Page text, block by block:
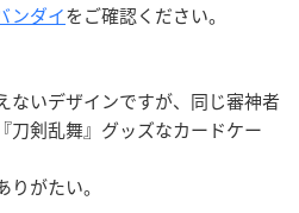
ンダイをご確認ください。
ないデザインですが、同じ審神者
刀剣乱舞』グッズなカードケー
がたい。